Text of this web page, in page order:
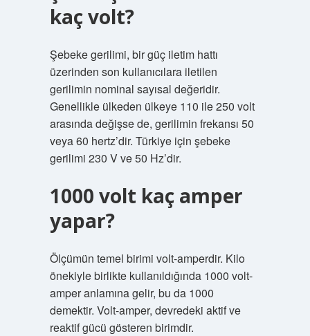
kaç volt?
Şebeke gerilimi, bir güç iletim hattı
üzerinden son kullanıcılara iletilen
gerilimin nominal sayısal değeridir.
Genellikle ülkeden ülkeye 110 ile 250 volt
arasında değişse de, gerilimin frekansı 50
veya 60 hertz’dir. Türkiye için şebeke
gerilimi 230 V ve 50 Hz’dir.
1000 volt kaç amper
yapar?
Ölçümün temel birimi volt-amperdir. Kilo
önekiyle birlikte kullanıldığında 1000 volt-
amper anlamına gelir, bu da 1000
demektir. Volt-amper, devredeki aktif ve
reaktif gücü gösteren birimdir.